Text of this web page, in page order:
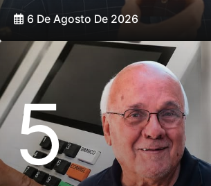
6 De Agosto De 2026
5